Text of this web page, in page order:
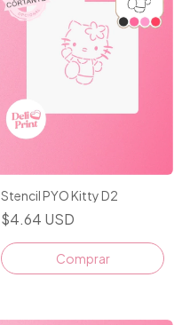
Stencil PYO Kitty D2
$4.64 USD
Comprar